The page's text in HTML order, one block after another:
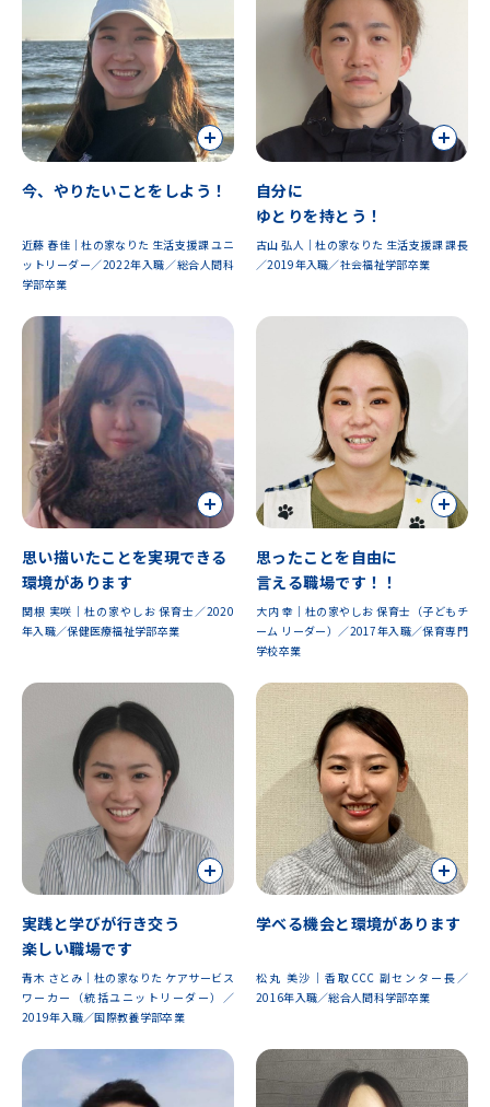
今、やりたいことをしよう！
近藤 春佳｜杜の家なりた 生活支援課 ユニ
ットリーダー／2022年入職／総合人間科
学部卒業
自分に
ゆとりを持とう！
古山 弘人｜杜の家なりた 生活支援課 課長
／2019年入職／社会福祉学部卒業
思い描いたことを実現できる
環境があります
関根 実咲｜杜の家やしお 保育士／2020
年入職／保健医療福祉学部卒業
思ったことを自由に
言える職場です！！
大内 幸｜杜の家やしお 保育士（子どもチ
ーム リーダー）／2017年入職／保育専門
学校卒業
実践と学びが行き交う
楽しい職場です
青木 さとみ｜杜の家なりた ケアサービス
ワーカー（統括ユニットリーダー）／
2019年入職／国際教養学部卒業
学べる機会と環境があります
松丸 美沙｜香取CCC 副センター長／
2016年入職／総合人間科学部卒業